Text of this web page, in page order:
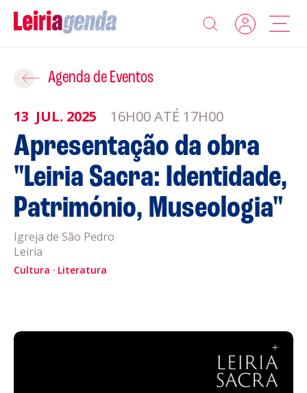
Agenda
Sobre a Leiriagenda
Promotores
Clubes Desportivos
Contactos
Agenda de Eventos
13 JUL. 2025 16H00 ATÉ 17H00
Apresentação da obra
"Leiria Sacra: Identidade,
Património, Museologia"
Igreja de São Pedro
Leiria
Cultura Literatura
Adicionar ao Roteiro
ROTEIROS EXISTENTES
CRIAR NOVO